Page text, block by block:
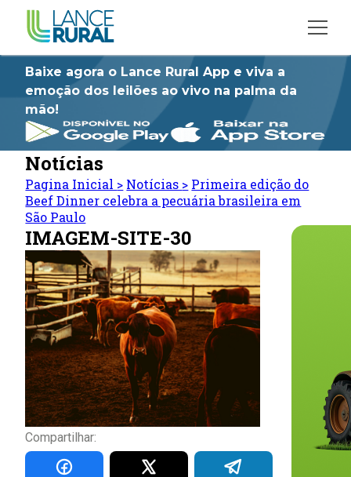
Baixe agora o Lance Rural App e viva a
emoção dos leilões ao vivo na palma da
mão!
Notícias
Pagina Inicial > Notícias > Primeira edição do
Beef Dinner celebra a pecuária brasileira em
São Paulo
IMAGEM-SITE-30
Compartilhar: